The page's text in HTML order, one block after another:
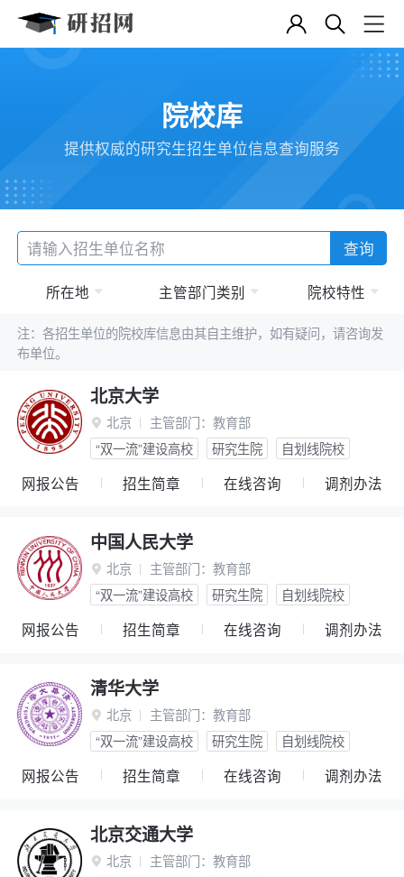
院校库
提供权威的研究生招生单位信息查询服务
查询
所在地 主管部门类别 院校特性
注：各招生单位的院校库信息由其自主维护，如有疑问，请咨询发
布单位。
北京大学
 北京 主管部门： 教育部
“双一流”建设高校
研究生院 自划线院校
网报公告 招生简章 在线咨询 调剂办法
中国人民大学
 北京 主管部门： 教育部
“双一流”建设高校
研究生院 自划线院校
网报公告 招生简章 在线咨询 调剂办法
清华大学
 北京 主管部门： 教育部
“双一流”建设高校
研究生院 自划线院校
网报公告 招生简章 在线咨询 调剂办法
北京交通大学
 北京 主管部门： 教育部